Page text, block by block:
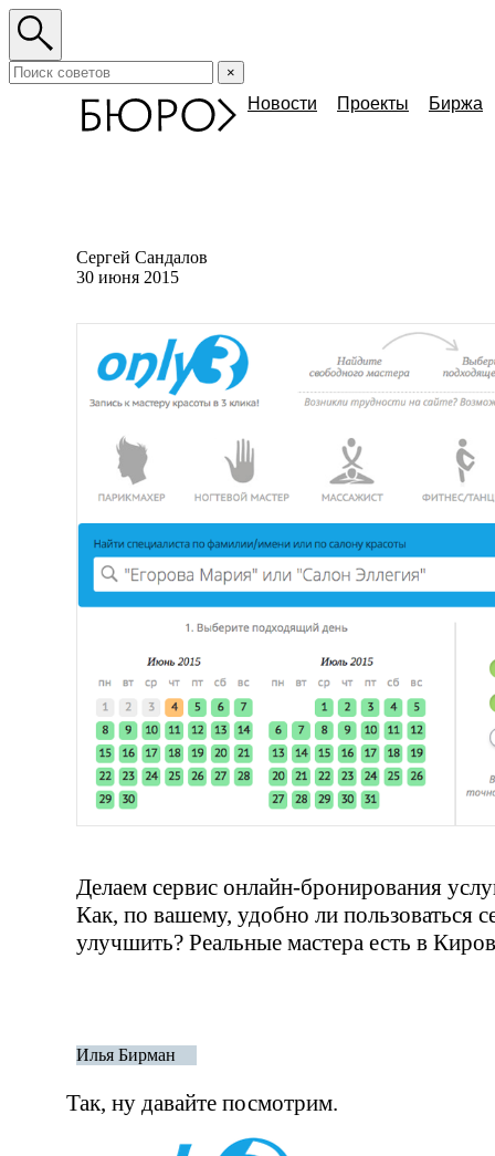
×
Новости Проекты Биржа
Сергей Сандалов
30 июня 2015
Делаем сервис онлайн-бронирования
Как, по вашему, удобно ли пользоваться
улучшить? Реальные мастера есть в
Илья Бирман
Так, ну давайте посмотрим.